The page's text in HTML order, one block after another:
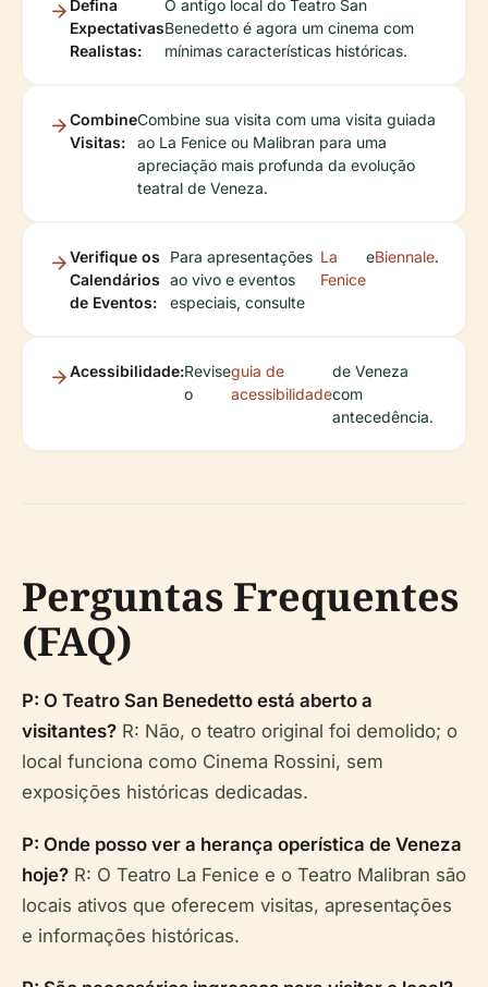
Defina
Expectativas
Realistas:
O antigo local do Teatro San
Benedetto é agora um cinema com
mínimas características históricas.
Combine
Visitas:
Combine sua visita com uma visita guiada
ao La Fenice ou Malibran para uma
apreciação mais profunda da evolução
teatral de Veneza.
Verifique os
Calendários
de Eventos:
Para apresentações
ao vivo e eventos
especiais, consulte
La
Fenice
eBiennale.
Acessibilidade:Revise
o
guia de
acessibilidade
de Veneza
com
antecedência.
Perguntas Frequentes
(FAQ)
P: O Teatro San Benedetto está aberto a
visitantes? R: Não, o teatro original foi demolido; o
local funciona como Cinema Rossini, sem
exposições históricas dedicadas.
P: Onde posso ver a herança operística de Veneza
hoje? R: O Teatro La Fenice e o Teatro Malibran são
locais ativos que oferecem visitas, apresentações
e informações históricas.